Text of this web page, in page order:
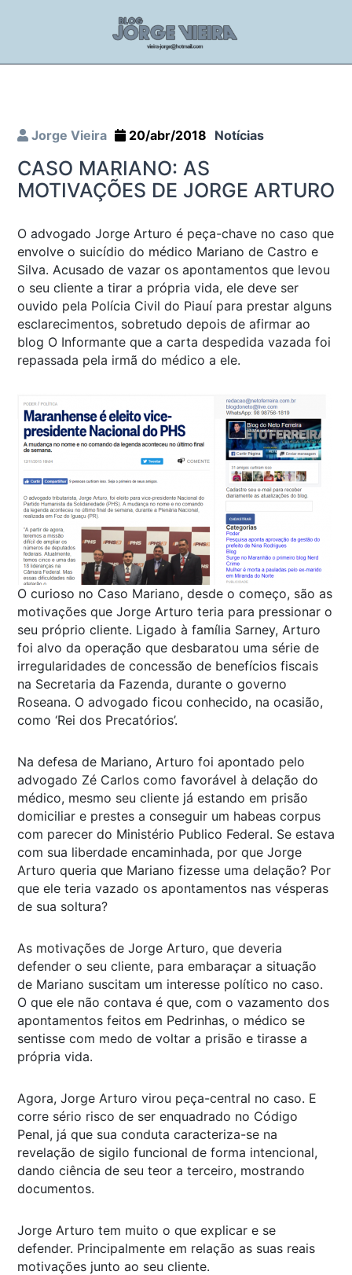
Jorge Vieira 20/abr/2018 Notícias
CASO MARIANO: AS
MOTIVAÇÕES DE JORGE ARTURO
O advogado Jorge Arturo é peça-chave no caso que
envolve o suicídio do médico Mariano de Castro e
Silva. Acusado de vazar os apontamentos que levou
o seu cliente a tirar a própria vida, ele deve ser
ouvido pela Polícia Civil do Piauí para prestar alguns
esclarecimentos, sobretudo depois de afirmar ao
blog O Informante que a carta despedida vazada foi
repassada pela irmã do médico a ele.
O curioso no Caso Mariano, desde o começo, são as
motivações que Jorge Arturo teria para pressionar o
seu próprio cliente. Ligado à família Sarney, Arturo
foi alvo da operação que desbaratou uma série de
irregularidades de concessão de benefícios fiscais
na Secretaria da Fazenda, durante o governo
Roseana. O advogado ficou conhecido, na ocasião,
como ‘Rei dos Precatórios’.
Na defesa de Mariano, Arturo foi apontado pelo
advogado Zé Carlos como favorável à delação do
médico, mesmo seu cliente já estando em prisão
domiciliar e prestes a conseguir um habeas corpus
com parecer do Ministério Publico Federal. Se estava
com sua liberdade encaminhada, por que Jorge
Arturo queria que Mariano fizesse uma delação? Por
que ele teria vazado os apontamentos nas vésperas
de sua soltura?
As motivações de Jorge Arturo, que deveria
defender o seu cliente, para embaraçar a situação
de Mariano suscitam um interesse político no caso.
O que ele não contava é que, com o vazamento dos
apontamentos feitos em Pedrinhas, o médico se
sentisse com medo de voltar a prisão e tirasse a
própria vida.
Agora, Jorge Arturo virou peça-central no caso. E
corre sério risco de ser enquadrado no Código
Penal, já que sua conduta caracteriza-se na
revelação de sigilo funcional de forma intencional,
dando ciência de seu teor a terceiro, mostrando
documentos.
Jorge Arturo tem muito o que explicar e se
defender. Principalmente em relação as suas reais
motivações junto ao seu cliente.